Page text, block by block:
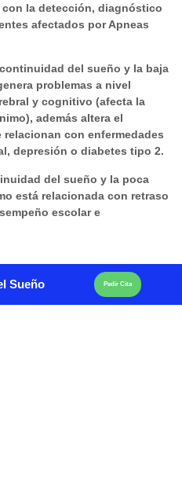
con la detección, diagnóstico
afectados por Apneas
del sueño y la baja
problemas a nivel
y cognitivo (afecta la
además altera el
con enfermedades
depresión o diabetes tipo 2.
del sueño y la poca
está relacionada con retraso
escolar e
Sueño Pedir Cita